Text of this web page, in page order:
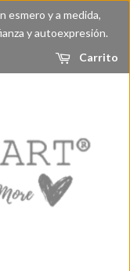
esmero y a medida,
y autoexpresión.
Carrito